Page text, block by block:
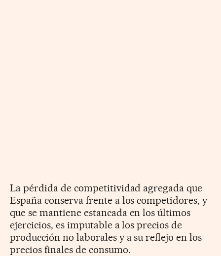
La pérdida de competitividad agregada que
España conserva frente a los competidores, y
que se mantiene estancada en los últimos
ejercicios, es imputable a los precios de
producción no laborales y a su reflejo en los
precios finales de consumo.